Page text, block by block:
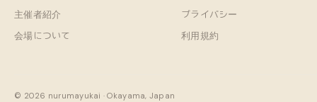
主催者紹介
会場について
プライバシー
利用規約
© 2026 nurumayukai · Okayama, Japan